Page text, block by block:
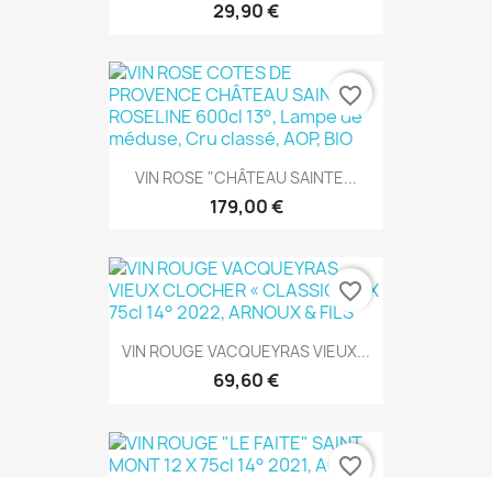
29,90 €
VIN ROSE "CHÂTEAU SAINTE...
179,00 €
favorite_border
VIN ROUGE VACQUEYRAS VIEUX...
69,60 €
favorite_border
favorite_border